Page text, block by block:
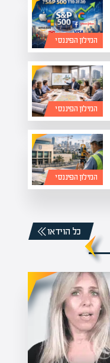
המילון הפיננסי
המילון הפיננסי
המילון הפיננסי
כל הוידאו